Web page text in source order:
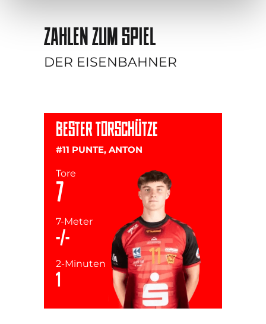
in Überwachungsprogrammen verarbeiten, ohne
ZAHLEN ZUM SPIEL
DER EISENBAHNER
BESTER TORSCHÜTZE
#11 PUNTE, ANTON
Tore
7
7-Meter
-/-
2-Minuten
1